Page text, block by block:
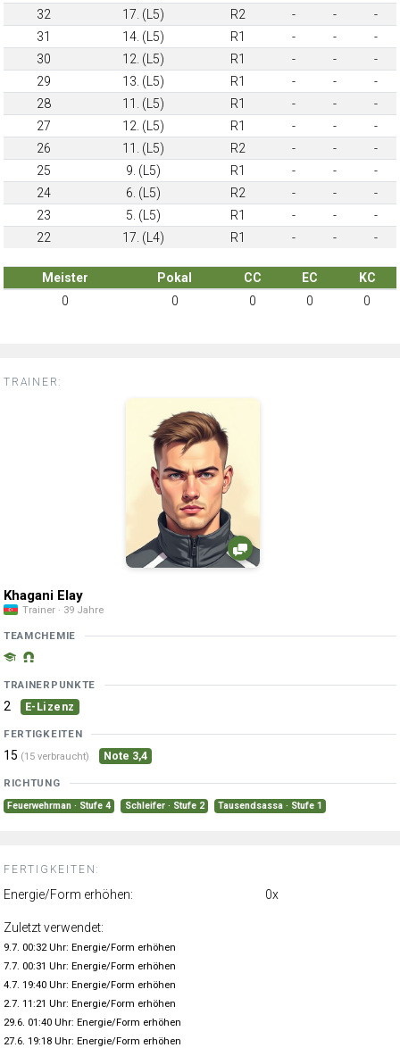
32
17. (L5) R2 - -
-
31
14. (L5) R1 - -
-
30
12. (L5) R1 - -
-
29
13. (L5) R1 - -
-
28
11. (L5) R1 - -
-
27
12. (L5) R1 - -
-
26
11. (L5) R2 - -
-
25
9. (L5) R1 - -
-
24
6. (L5) R2 - -
-
23
5. (L5) R1 - -
-
22
17. (L4) R1 - - -
Meister Pokal CC EC
KC
0
0 0 0 0
TRAINER:
Khagani Elay
Trainer · 39 Jahre
TEAMCHEMIE
TRAINERPUNKTE
2 E-Lizenz
FERTIGKEITEN
15 (15 verbraucht) Note 3,4
RICHTUNG
Feuerwehrman · Stufe 4 Schleifer · Stufe 2 Tausendsassa · Stufe 1
FERTIGKEITEN:
Energie/Form erhöhen: 0x
Zuletzt verwendet:
9.7. 00:32 Uhr: Energie/Form erhöhen
7.7. 00:31 Uhr: Energie/Form erhöhen
4.7. 19:40 Uhr: Energie/Form erhöhen
2.7. 11:21 Uhr: Energie/Form erhöhen
29.6. 01:40 Uhr: Energie/Form erhöhen
27.6. 19:18 Uhr: Energie/Form erhöhen